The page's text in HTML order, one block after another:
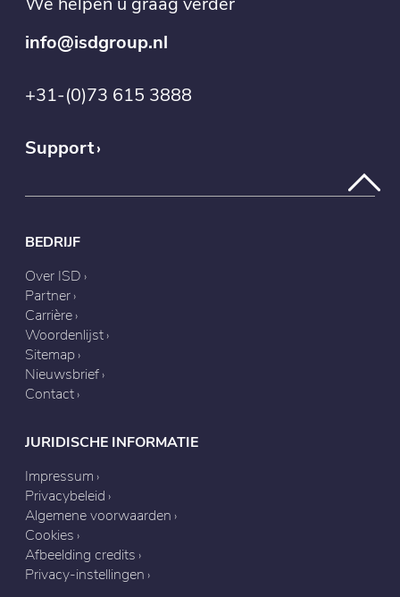
info@isdgroup.nl
+31-(0)73 615 3888
Support
BEDRIJF
Over ISD
Partner
Carrière
Woordenlijst
Sitemap
Nieuwsbrief
Contact
JURIDISCHE INFORMATIE
Impressum
Privacybeleid
Algemene voorwaarden
Cookies
Afbeelding credits
Privacy-instellingen